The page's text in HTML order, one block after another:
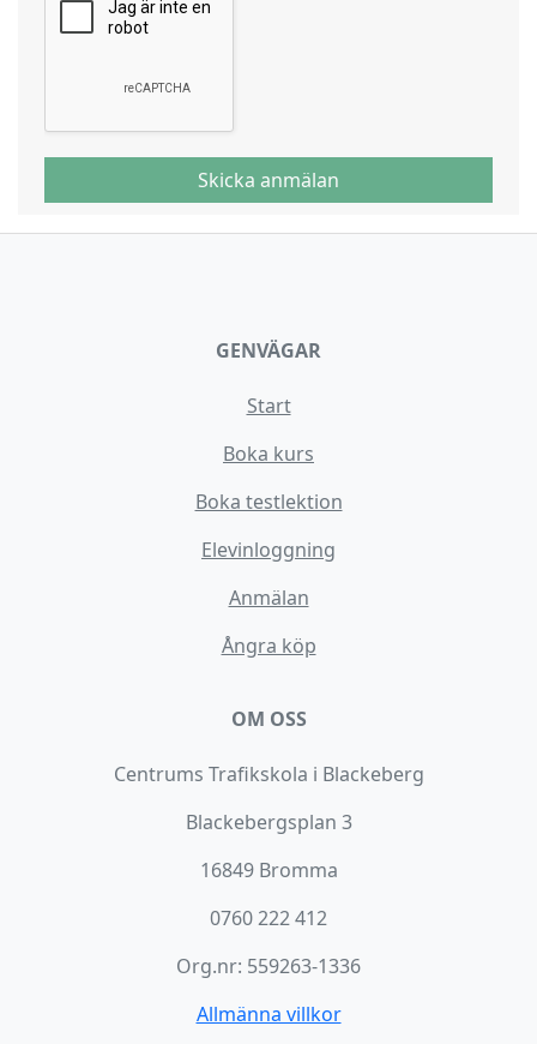
Skicka anmälan
GENVÄGAR
Start
Boka kurs
Boka testlektion
Elevinloggning
Anmälan
Ångra köp
OM OSS
Centrums Trafikskola i Blackeberg
Blackebergsplan 3
16849 Bromma
0760 222 412
Org.nr: 559263-1336
Allmänna villkor